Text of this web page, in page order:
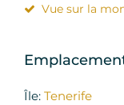
Vue sur la
Île: Tenerife